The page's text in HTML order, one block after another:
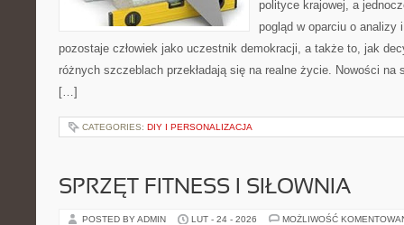
polityce krajowej, a
pogląd w oparciu o analizy
pozostaje człowiek jako uczestnik demokracji, a także to, jak
różnych szczeblach przekładają się na realne życie. Nowości na
[…]
CATEGORIES: DIY I PERSONALIZACJA
SPRZĘT FITNESS I SIŁOWNIA
POSTED BY ADMIN LUT - 24 - 2026 MOŻLIWOŚĆ